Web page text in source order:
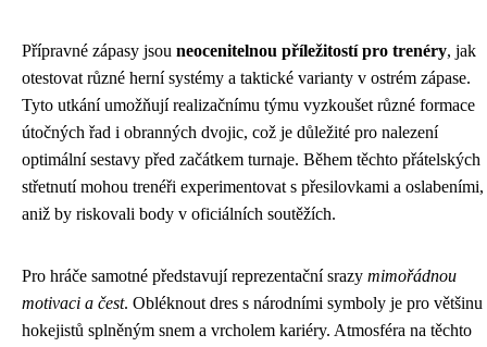
Přípravné zápasy jsou neocenitelnou příležitostí pro trenéry, jak
otestovat různé herní systémy a taktické varianty v ostrém zápase.
Tyto utkání umožňují realizačnímu týmu vyzkoušet různé formace
útočných řad i obranných dvojic, což je důležité pro nalezení
optimální sestavy před začátkem turnaje. Během těchto přátelských
střetnutí mohou trenéři experimentovat s přesilovkami a oslabeními,
aniž by riskovali body v oficiálních soutěžích.
Pro hráče samotné představují reprezentační srazy mimořádnou
motivaci a čest. Obléknout dres s národními symboly je pro většinu
hokejistů splněným snem a vrcholem kariéry. Atmosféra na těchto